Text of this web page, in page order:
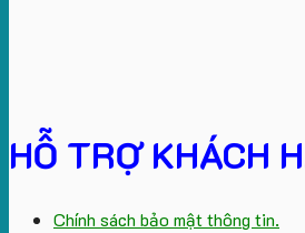
HỖ TRỢ KHÁCH
Chính sách bảo mật thông tin.